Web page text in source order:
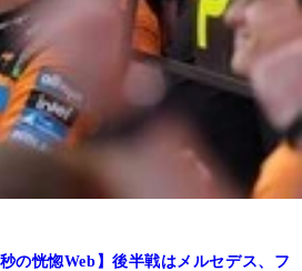
の恍惚Web】後半戦はメルセデス、フ